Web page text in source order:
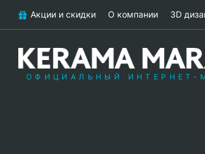
Акции и скидки О компании 3D
ОФИЦИАЛЬНЫЙ ИНТЕРНЕТ-